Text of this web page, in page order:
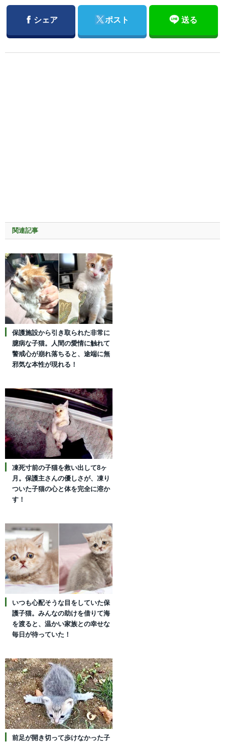
Facebook
シェア Twitter
ポスト 送る
関連記事
保護施設から引き取られた非常に
臆病な子猫。人間の愛情に触れて
警戒心が崩れ落ちると、途端に無
邪気な本性が現れる！
凍死寸前の子猫を救い出して8ヶ
月。保護主さんの優しさが、凍り
ついた子猫の心と体を完全に溶か
す！
いつも心配そうな目をしていた保
護子猫。みんなの助けを借りて海
を渡ると、温かい家族との幸せな
毎日が待っていた！
前足が開き切って歩けなかった子